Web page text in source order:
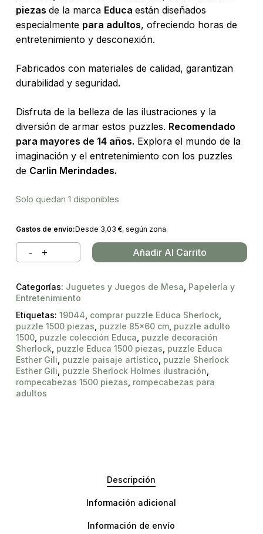
piezas de la marca Educa están diseñados
especialmente para adultos, ofreciendo horas de
entretenimiento y desconexión.
Fabricados con materiales de calidad, garantizan
durabilidad y seguridad.
Disfruta de la belleza de las ilustraciones y la
diversión de armar estos puzzles. Recomendado
para mayores de 14 años. Explora el mundo de la
imaginación y el entretenimiento con los puzzles
de Carlin Merindades.
Solo quedan 1 disponibles
Gastos de envío:Desde 3,03 €, según zona.
Añadir Al Carrito
Categorías: Juguetes y Juegos de Mesa Papelería y
Entretenimiento
Etiquetas: 19044 comprar puzzle Educa Sherlock
puzzle 1500 piezas puzzle 85x60 cm, puzzle adulto
1500, puzzle colección Educa puzzle decoración
Sherlock puzzle Educa 1500 piezas puzzle Educa
Esther Gili puzzle paisaje artístico puzzle Sherlock
Esther Gili puzzle Sherlock Holmes ilustración
rompecabezas 1500 piezas rompecabezas para
adultos
Descripción
Información adicional
Información de envío